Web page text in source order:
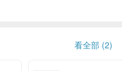
看全部 (2)